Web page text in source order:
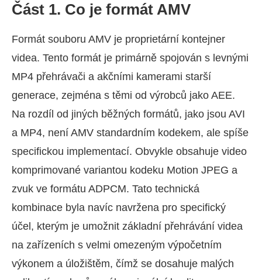
Část 1. Co je formát AMV
Formát souboru AMV je proprietární kontejner
videa. Tento formát je primárně spojován s levnými
MP4 přehrávači a akčními kamerami starší
generace, zejména s těmi od výrobců jako AEE.
Na rozdíl od jiných běžných formátů, jako jsou AVI
a MP4, není AMV standardním kodekem, ale spíše
specifickou implementací. Obvykle obsahuje video
komprimované variantou kodeku Motion JPEG a
zvuk ve formátu ADPCM. Tato technická
kombinace byla navíc navržena pro specifický
účel, kterým je umožnit základní přehrávání videa
na zařízeních s velmi omezeným výpočetním
výkonem a úložištěm, čímž se dosahuje malých